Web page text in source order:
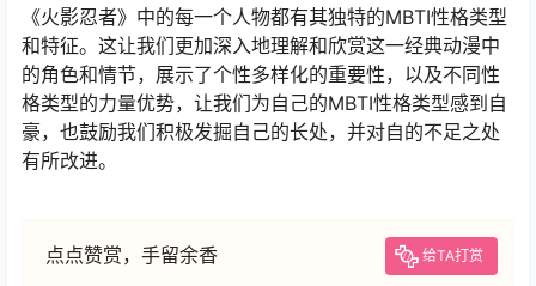
《火影忍者》中的每一个人物都有其独特的MBTI性格类型
和特征。这让我们更加深入地理解和欣赏这一经典动漫中
的角色和情节，展示了个性多样化的重要性，以及不同性
格类型的力量优势，让我们为自己的MBTI性格类型感到自
豪，也鼓励我们积极发掘自己的长处，并对自的不足之处
有所改进。
点点赞赏，手留余香 给TA打赏